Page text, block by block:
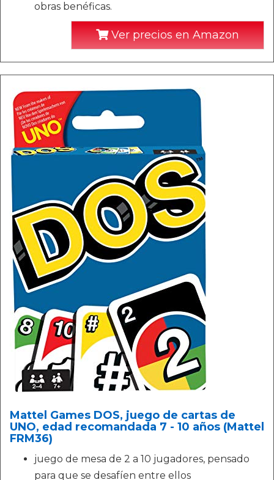
obras benéficas.
Ver precios en Amazon
Mattel Games DOS, juego de cartas de
UNO, edad recomandada 7 - 10 años (Mattel
FRM36)
juego de mesa de 2 a 10 jugadores, pensado
para que se desafíen entre ellos